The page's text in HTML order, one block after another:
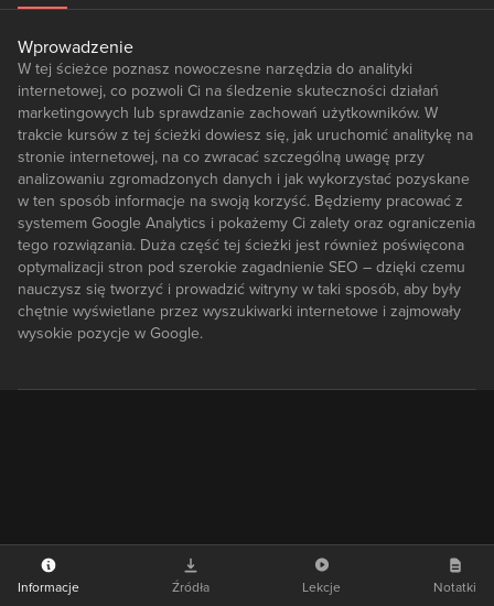
Wprowadzenie
W tej ścieżce poznasz nowoczesne narzędzia do analityki
internetowej, co pozwoli Ci na śledzenie skuteczności działań
marketingowych lub sprawdzanie zachowań użytkowników. W
trakcie kursów z tej ścieżki dowiesz się, jak uruchomić analitykę na
stronie internetowej, na co zwracać szczególną uwagę przy
analizowaniu zgromadzonych danych i jak wykorzystać pozyskane
w ten sposób informacje na swoją korzyść. Będziemy pracować z
systemem Google Analytics i pokażemy Ci zalety oraz ograniczenia
tego rozwiązania. Duża część tej ścieżki jest również poświęcona
optymalizacji stron pod szerokie zagadnienie SEO – dzięki czemu
nauczysz się tworzyć i prowadzić witryny w taki sposób, aby były
chętnie wyświetlane przez wyszukiwarki internetowe i zajmowały
wysokie pozycje w Google.
Informacje Źródła Lekcje Notatki